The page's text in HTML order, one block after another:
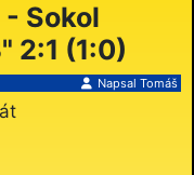
- Sokol
2:1 (1:0)
Napsal Tomáš